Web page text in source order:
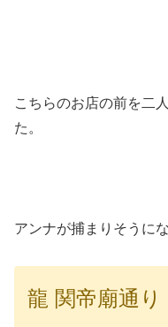
こちらのお店の前を二
た。
アンナが捕まりそうに
龍 関帝廟通り